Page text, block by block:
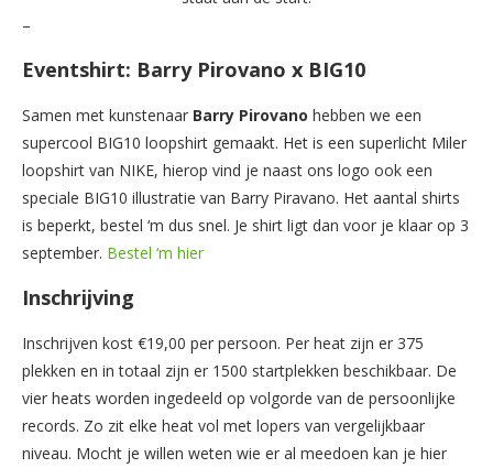
–
Eventshirt: Barry Pirovano x BIG10
Samen met kunstenaar Barry Pirovano hebben we een
supercool BIG10 loopshirt gemaakt. Het is een superlicht Miler
loopshirt van NIKE, hierop vind je naast ons logo ook een
speciale BIG10 illustratie van Barry Piravano. Het aantal shirts
is beperkt, bestel ‘m dus snel. Je shirt ligt dan voor je klaar op 3
september. Bestel ‘m hier
Inschrijving
Inschrijven kost €19,00 per persoon. Per heat zijn er 375
plekken en in totaal zijn er 1500 startplekken beschikbaar. De
vier heats worden ingedeeld op volgorde van de persoonlijke
records. Zo zit elke heat vol met lopers van vergelijkbaar
niveau. Mocht je willen weten wie er al meedoen kan je hier